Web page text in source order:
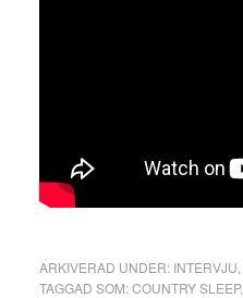
ARKIVERAD UNDER: INTERVJU
TAGGAD SOM:COUNTRY SLEEP,